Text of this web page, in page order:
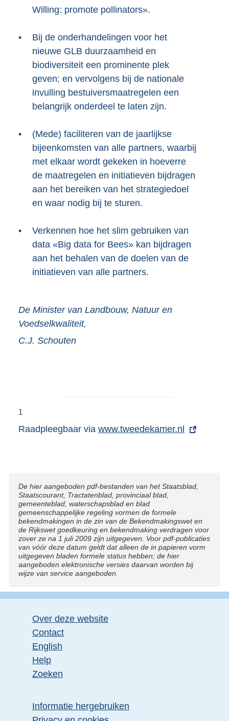
Willing: promote pollinators».
•
Bij de onderhandelingen voor het
nieuwe GLB duurzaamheid en
biodiversiteit een prominente plek
geven; en vervolgens bij de nationale
invulling bestuiversmaatregelen een
belangrijk onderdeel te laten zijn.
•
(Mede) faciliteren van de jaarlijkse
bijeenkomsten van alle partners, waarbij
met elkaar wordt gekeken in hoeverre
de maatregelen en initiatieven bijdragen
aan het bereiken van het strategiedoel
en waar nodig bij te sturen.
•
Verkennen hoe het slim gebruiken van
data «Big data for Bees» kan bijdragen
aan het behalen van de doelen van de
initiatieven van alle partners.
De Minister van Landbouw, Natuur en
Voedselkwaliteit,
C.J. Schouten
1
Raadpleegbaar via E
r
n
e
l
i
n
k
www.tweedekamer.nl
Disclaimer
De hier aangeboden pdf-bestanden van het Staatsblad,
Staatscourant, Tractatenblad, provinciaal blad,
gemeenteblad, waterschapsblad en blad
gemeenschappelijke regeling vormen de formele
bekendmakingen in de zin van de Bekendmakingswet en
de Rijkswet goedkeuring en bekendmaking verdragen voor
zover ze na 1 juli 2009 zijn uitgegeven. Voor pdf-publicaties
van vóór deze datum geldt dat alleen de in papieren vorm
uitgegeven bladen formele status hebben; de hier
aangeboden elektronische versies daarvan worden bij
wijze van service aangeboden.
Over deze website
Contact
English
Help
Zoeken
Informatie hergebruiken